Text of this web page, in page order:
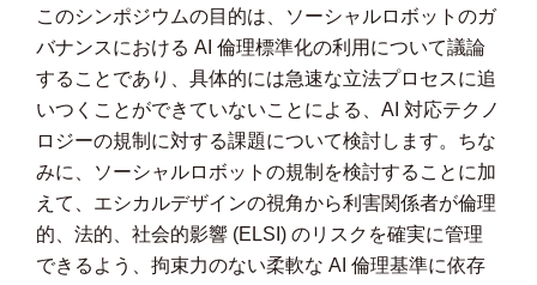
このシンポジウムの目的は、ソーシャルロボットのガ
バナンスにおける AI 倫理標準化の利用について議論
することであり、具体的には急速な立法プロセスに追
いつくことができていないことによる、AI 対応テクノ
ロジーの規制に対する課題について検討します。ちな
みに、ソーシャルロボットの規制を検討することに加
えて、エシカルデザインの視角から利害関係者が倫理
的、法的、社会的影響 (ELSI) のリスクを確実に管理
できるよう、拘束力のない柔軟な AI 倫理基準に依存